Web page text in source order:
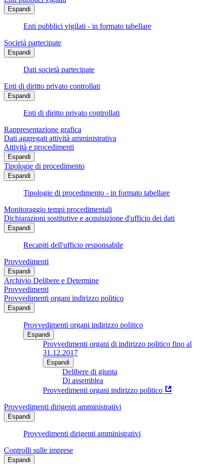
Espandi
Enti pubblici vigilati - in formato tabellare
Società partecipate
Espandi
Dati società partecipate
Enti di diritto privato controllati
Espandi
Enti di diritto privato controllati
Rappresentazione grafica
Dati aggregati attività amministrativa
Attività e procedimenti
Espandi
Tipologie di procedimento
Espandi
Tipologie di procedimento - in formato tabellare
Monitoraggio tempi procedimentali
Dichiarazioni sostitutive e acquisizione d'ufficio dei dati
Espandi
Recapiti dell'ufficio responsabile
Provvedimenti
Espandi
Archivio Delibere e Determine
Provvedimenti
Provvedimenti organi indirizzo politico
Espandi
Provvedimenti organi indirizzo politico
Espandi
Provvedimenti organi di indirizzo politico fino al
31.12.2017
Espandi
Delibere di giunta
Di assemblea
Provvedimenti organi indirizzo politico
Provvedimenti dirigenti amministrativi
Espandi
Provvedimenti dirigenti amministrativi
Controlli sulle imprese
Espandi